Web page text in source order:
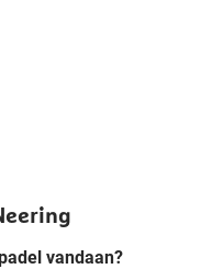
vandaan?